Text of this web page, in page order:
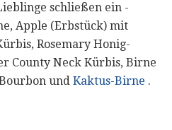
schließen ein -
Apple (Erbstück) mit
Rosemary Honig-
County Neck Kürbis, Birne
und Kaktus-Birne .